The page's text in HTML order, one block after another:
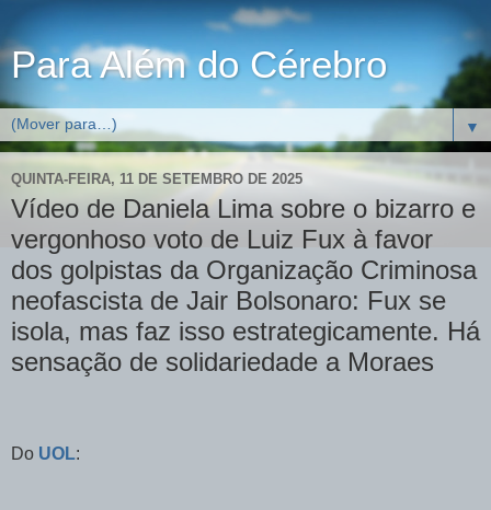
Para Além do Cérebro
▼
QUINTA-FEIRA, 11 DE SETEMBRO DE 2025
Vídeo de Daniela Lima sobre o bizarro e
vergonhoso voto de Luiz Fux à favor
dos golpistas da Organização Criminosa
neofascista de Jair Bolsonaro: Fux se
isola, mas faz isso estrategicamente. Há
sensação de solidariedade a Moraes
Do UOL: